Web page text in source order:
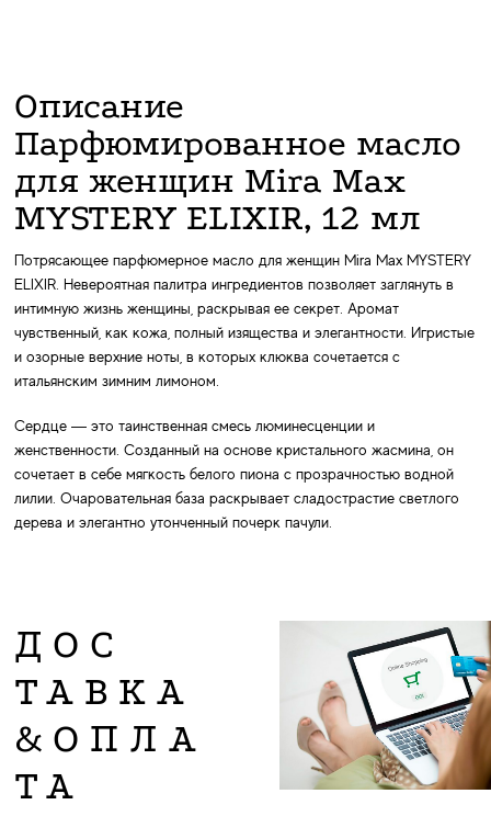
Описание
Парфюмированное масло
для женщин Mira Max
MYSTERY ELIXIR, 12 мл
Потрясающее парфюмерное масло для женщин Mira Max MYSTERY
ELIXIR. Невероятная палитра ингредиентов позволяет заглянуть в
интимную жизнь женщины, раскрывая ее секрет. Аромат
чувственный, как кожа, полный изящества и элегантности. Игристые
и озорные верхние ноты, в которых клюква сочетается с
итальянским зимним лимоном.
Сердце — это таинственная смесь люминесценции и
женственности. Созданный на основе кристального жасмина, он
сочетает в себе мягкость белого пиона с прозрачностью водной
лилии. Очаровательная база раскрывает сладострастие светлого
дерева и элегантно утонченный почерк пачули.
ДОС
ТАВКА
&ОПЛА
ТА